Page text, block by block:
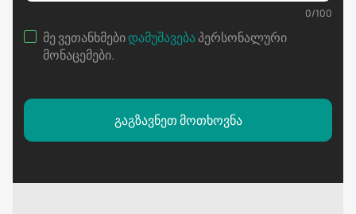
0/100
მე ვეთანხმებიდამუშავებაპერსონალური
მონაცემები.
გაგზავნეთ მოთხოვნა